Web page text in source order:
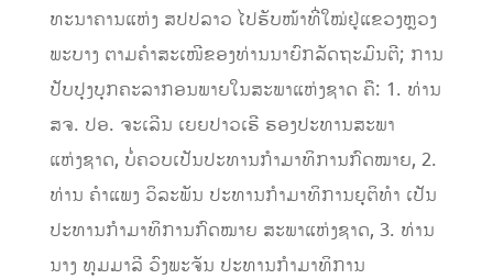
ທະນາຄານແຫ່ງ ສປປລາວ ໄປຮັບໜ້າທີ່ໃໝ່ຢູ່ແຂວງຫຼວງ
ພະບາງ ຕາມຄຳສະເໜີຂອງທ່ານນາຍົກລັດຖະມົນຕີ; ການ
ປັບປຸງບຸກຄະລາກອນພາຍໃນສະພາແຫ່ງຊາດ ຄື: 1. ທ່ານ
ສຈ. ປອ. ຈະເລີນ ເຍຍປາວເຮີ ຮອງປະທານສະພາ
ແຫ່ງຊາດ, ບໍ່ຄວບເປັນປະທານກໍາມາທິການກົດໝາຍ, 2.
ທ່ານ ຄໍາແພງ ວິລະພັນ ປະທານກໍາມາທິການຍຸຕິທໍາ ເປັນ
ປະທານກໍາມາທິການກົດໝາຍ ສະພາແຫ່ງຊາດ, 3. ທ່ານ
ນາງ ທຸມມາລີ ວົງພະຈັນ ປະທານກໍາມາທິການ